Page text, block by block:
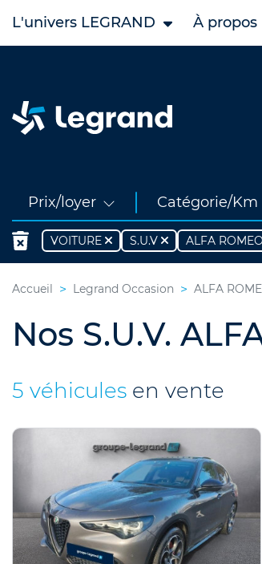
L'univers LEGRAND À propos
Prix/loyer Catégorie/Km
VOITURE S.U.V ALFA ROMEO
Accueil Legrand Occasion ALFA
Nos S.U.V.
5 véhicules en vente